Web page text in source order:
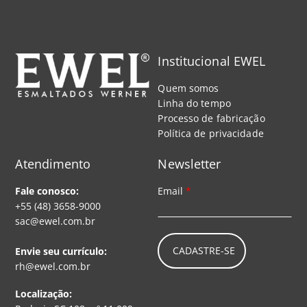
Institucional EWEL
Quem somos
Linha do tempo
Processo de fabricação
Política de privacidade
Atendimento
Fale conosco:
+55 (48) 3658-9000
sac@ewel.com.br
Envie seu currículo:
rh@ewel.com.br
Localização:
Newsletter
Email*
CADASTRE-SE